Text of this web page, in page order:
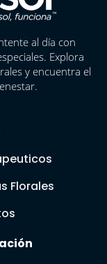
al día con
Explora
y encuentra el
Florales